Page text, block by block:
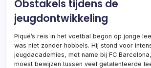
Obstakels tijdens de
jeugdontwikkeling
Piqué’s reis in het voetbal begon op jonge
was niet zonder hobbels. Hij stond voor
jeugdacademies, met name bij FC
moest bewijzen tussen veel getalenteerde